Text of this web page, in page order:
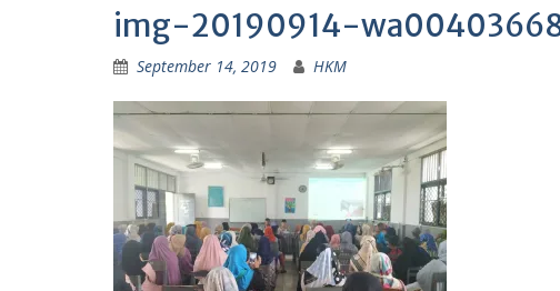
img-20190914-
September 14, 2019 HKM